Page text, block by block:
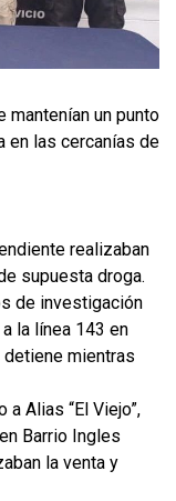
mantenían un punto
en las cercanías de
realizaban
supuesta droga.
de investigación
la línea 143 en
mientras
a Alias “El Viejo”,
Barrio Ingles
la venta y